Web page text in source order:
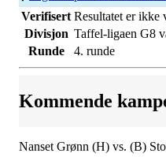
Verifisert Resultatet er ikke
Divisjon Taffel-ligaen G8
Runde
4. runde
Kommende
Nanset Grønn (H) vs. (B)